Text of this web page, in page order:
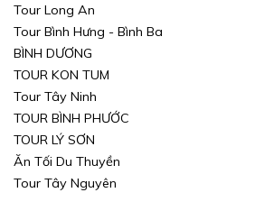
Tour Long An
Tour Bình Hưng - Bình Ba
BÌNH DƯƠNG
TOUR KON TUM
Tour Tây Ninh
TOUR BÌNH PHƯỚC
TOUR LÝ SƠN
Ăn Tối Du Thuyền
Tour Tây Nguyên